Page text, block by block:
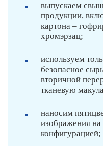
выпускаем
продукции,
картона –
хромэрзац;
используем
безопасное
вторичной
тканевую
наносим
изображения
конфигурацией;